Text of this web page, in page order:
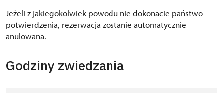
Jeżeli z jakiegokolwiek powodu nie dokonacie państwo
potwierdzenia, rezerwacja zostanie automatycznie
anulowana.
Godziny zwiedzania